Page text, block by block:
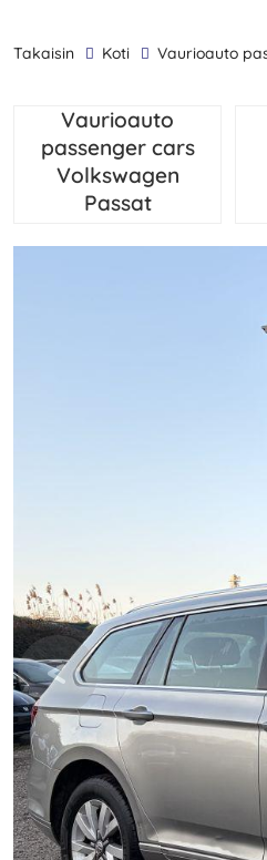
takaisin Koti Vaurioauto
Vaurioauto
passenger cars
Volkswagen
Passat